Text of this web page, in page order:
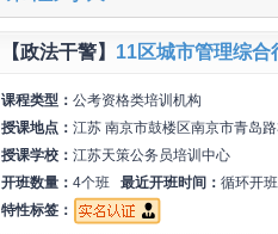
【政法干警】 11区城市管理综
课程类型： 公考资格类培训机构
授课地点： 江苏 南京市鼓楼区南京市青岛
授课学校： 江苏天策公务员培训中心
开班数量： 4个班 最近开班时间： 循环开班
特性标签：